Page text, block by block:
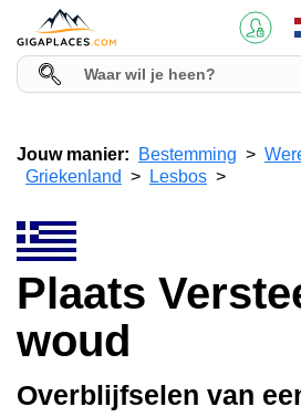
Jouw manier: Bestemming
Griekenland
Lesbos
Plaats
woud
Overblijfselen van